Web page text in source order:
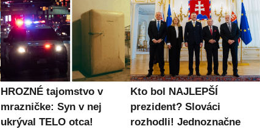
HROZNÉ tajomstvo v
mrazničke: Syn v nej
ukrýval TELO otca!
Kto bol NAJLEPŠÍ
prezident? Slováci
rozhodli! Jednoznačne